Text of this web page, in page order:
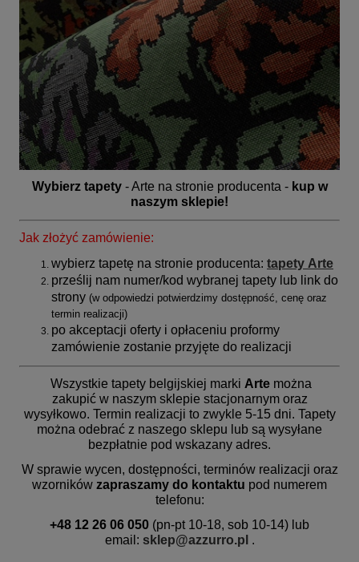
Wybierz tapety- Arte na stronie producenta - kup w
naszym sklepie!
Jak złożyć zamówienie:
wybierz tapetę na stronie producenta: tapety Arte
prześlij nam numer/kod wybranej tapety lub link do
strony (w odpowiedzi potwierdzimy dostępność, cenę oraz
termin realizacji)
po akceptacji oferty i opłaceniu proformy
zamówienie zostanie przyjęte do realizacji
Wszystkie tapety belgijskiej marki Artemożna
zakupić w naszym sklepie stacjonarnym oraz
wysyłkowo. Termin realizacji to zwykle 5-15 dni. Tapety
można odebrać z naszego sklepu lub są wysyłane
bezpłatnie pod wskazany adres.
W sprawie wycen, dostępności, terminów realizacji oraz
wzorników zapraszamy do kontaktu pod numerem
telefonu:
+48 12 26 06 050 (pn-pt 10-18, sob 10-14) lub
email: sklep@azzurro.pl .